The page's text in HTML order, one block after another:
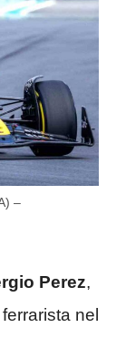
–
Perez,
nel